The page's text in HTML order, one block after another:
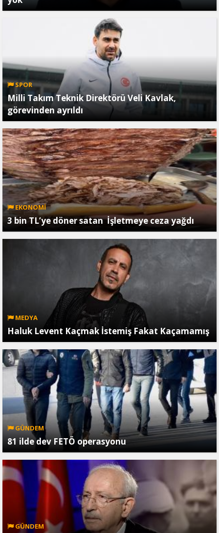
SPOR
Milli Takım Teknik Direktörü Veli Kavlak,
görevinden ayrıldı
EKONOMİ
3 bin TL’ye döner satan İşletmeye ceza yağdı
MEDYA
Haluk Levent Kaçmak İstemiş Fakat Kaçamamış
GÜNDEM
81 ilde dev FETÖ operasyonu
GÜNDEM